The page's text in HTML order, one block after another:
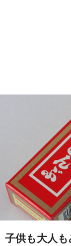
子供も大人